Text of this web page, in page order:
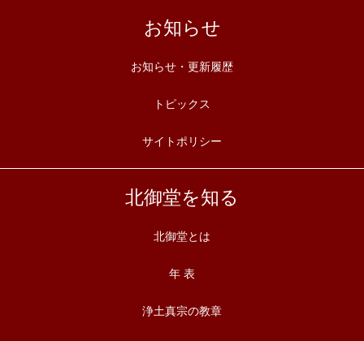
お知らせ
お知らせ・更新履歴
トピックス
サイトポリシー
北御堂を知る
北御堂とは
年 表
浄土真宗の教章